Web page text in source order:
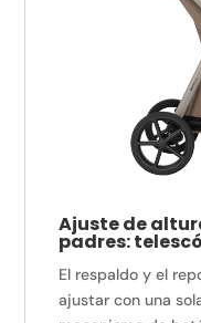
Ajuste de
padres:
El respaldo y el
ajustar con una